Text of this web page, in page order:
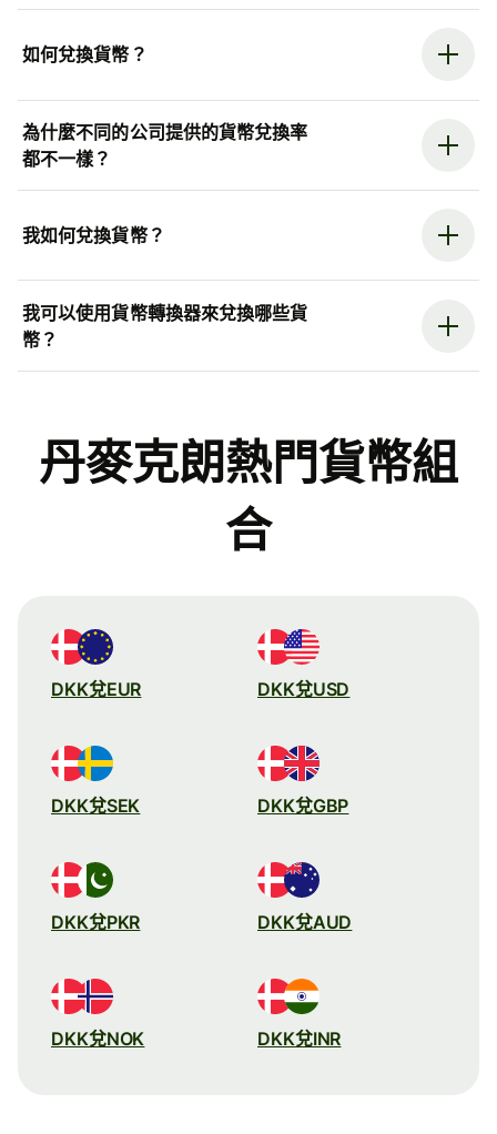
如何兌換貨幣？
為什麼不同的公司提供的貨幣兌換率
都不一樣？
我如何兌換貨幣？
我可以使用貨幣轉換器來兌換哪些貨
幣？
丹麥克朗熱門貨幣組
合
DKK兌EUR DKK兌USD
DKK兌SEK DKK兌GBP
DKK兌PKR DKK兌AUD
DKK兌NOK DKK兌INR